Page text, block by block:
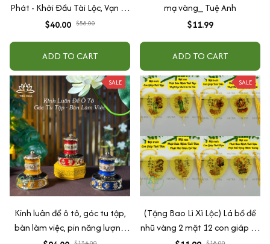
Phát - Khởi Đầu Tài Lộc, Vạn Sự
Hanh Thông trang trí decor
ngủ, bàn làm việc
$40.00 $58.00
ADD TO CART
mạ vàng_ Tuệ Anh
$11.99
ADD TO CART
SALE
Kinh luân để ô tô, góc tu tập,
bàn làm việc, pin năng lượng
SALE
(Tặng Bao Lì Xì Lộc) Lá bồ đề
nhũ vàng 2 mặt 12 con giáp và